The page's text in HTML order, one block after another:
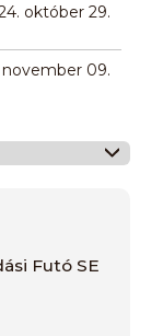
október 29.
november 09.
Futó SE